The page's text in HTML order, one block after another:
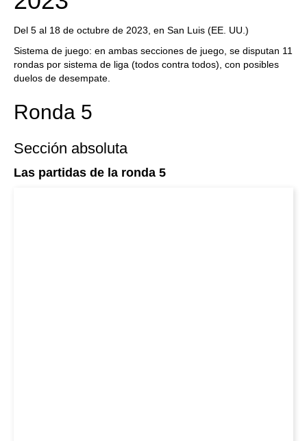
Del 5 al 18 de octubre de 2023, en San Luis (EE. UU.)
Sistema de juego: en ambas secciones de juego, se disputan 11
rondas por sistema de liga (todos contra todos), con posibles
duelos de desempate.
Ronda 5
Sección absoluta
Las partidas de la ronda 5